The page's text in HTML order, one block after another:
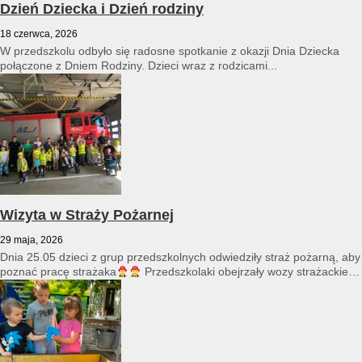
Dzień Dziecka i Dzień rodziny
18 czerwca, 2026
W przedszkolu odbyło się radosne spotkanie z okazji Dnia Dziecka
połączone z Dniem Rodziny. Dzieci wraz z rodzicami...
Wizyta w Straży Pożarnej
29 maja, 2026
Dnia 25.05 dzieci z grup przedszkolnych odwiedziły straż pożarną, aby
poznać pracę strażaka
Przedszkolaki obejrzały wozy strażackie
i...